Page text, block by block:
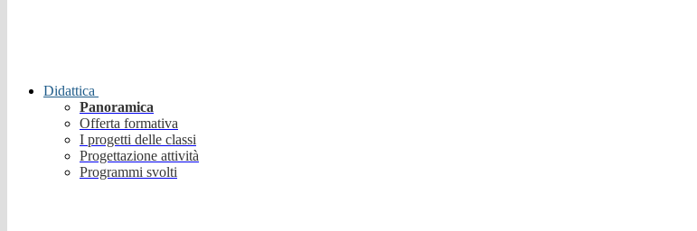
Didattica
Panoramica
Offerta formativa
I progetti delle classi
Progettazione attività
Programmi svolti